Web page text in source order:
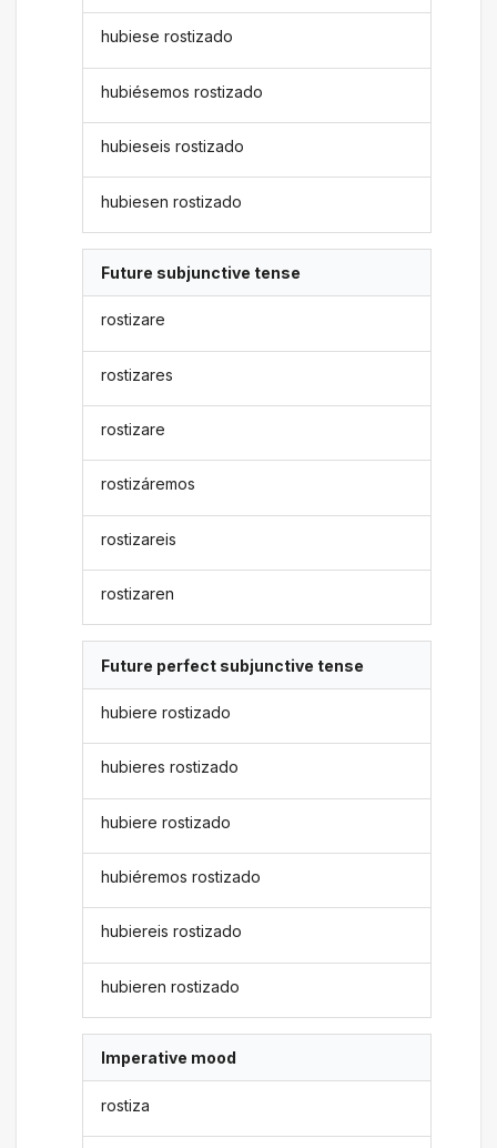
hubiese rostizado
hubiésemos rostizado
hubieseis rostizado
hubiesen rostizado
Future subjunctive tense
rostizare
rostizares
rostizare
rostizáremos
rostizareis
rostizaren
Future perfect subjunctive tense
hubiere rostizado
hubieres rostizado
hubiere rostizado
hubiéremos rostizado
hubiereis rostizado
hubieren rostizado
Imperative mood
rostiza